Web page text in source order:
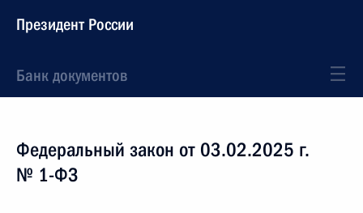
Президент России
Банк документов
Федеральный закон от 03.02.2025 г.
№ 1-ФЗ